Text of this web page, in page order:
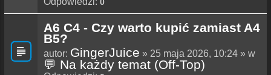
A6 C4 - Czy warto kupić zamiast A4
B5?
autor: GingerJuice » 25 maja 2026, 10:24 » w
💬 Na każdy temat (Off-Top)